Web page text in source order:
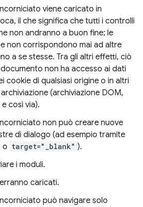
viene caricato in
il che significa che tutti i controlli
non andranno a buon fine; le
non corrispondono mai ad altre
a se stesse. Tra gli altri effetti, ciò
non ha accesso ai dati
cookie di qualsiasi origine o in altri
(archiviazione DOM,
così via).
non può creare nuove
di dialogo (ad esempio tramite
o target="_blank" ).
i moduli.
caricati.
può navigare solo